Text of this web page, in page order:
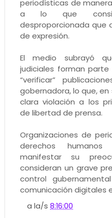
periodísticas de
a lo que
desproporcionada
de expresión.
El medio subrayó
judiciales forman
“verificar”
gobernadora, lo que,
clara violación a los
de libertad de prensa.
Organizaciones de
derechos
manifestar su
consideran un grave
control
comunicación digitales
a la/s8:16:00